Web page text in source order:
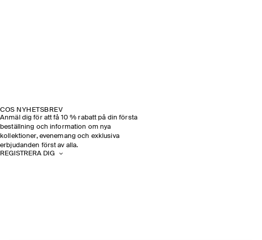
COS NYHETSBREV
Anmäl dig för att få 10 % rabatt på din första
beställning och information om nya
kollektioner, evenemang och exklusiva
erbjudanden först av alla.
REGISTRERA DIG